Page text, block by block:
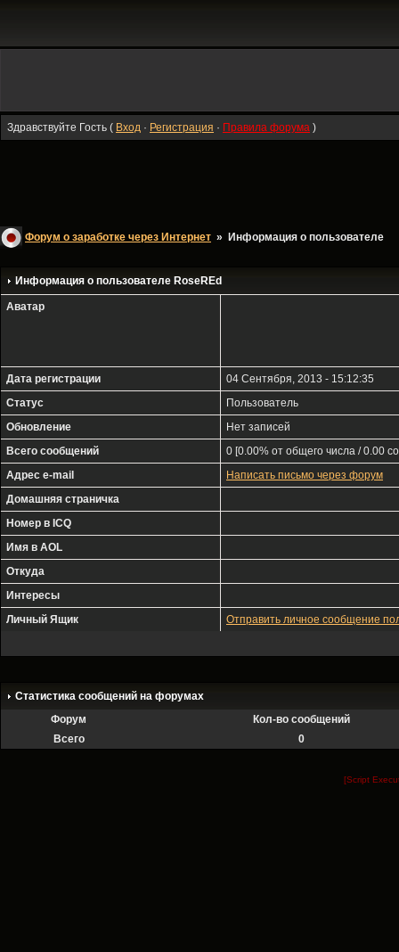
Здравствуйте Гость ( Вход · Регистрация · Правила форума )
Форум о заработке через Интернет » Информация о пользователе
Информация о пользователе RoseREd
Аватар
Дата регистрации
04 Сентября, 2013 - 15:12:35
Статус
Пользователь
Обновление
Нет записей
Всего сообщений
0 [0.00% от общего числа / 0.00
Адрес e-mail
Написать письмо через форум
Домашняя страничка
Номер в ICQ
Имя в AOL
Откуда
Интересы
Личный Ящик
Отправить личное сообщение
Статистика сообщений на форумах
Форум
Кол-во сообщений
Всего
0
[Script